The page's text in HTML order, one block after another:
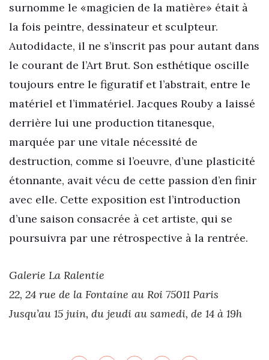
surnomme le «magicien de la matière» était à
la fois peintre, dessinateur et sculpteur.
Autodidacte, il ne s’inscrit pas pour autant dans
le courant de l’Art Brut. Son esthétique oscille
toujours entre le figuratif et l’abstrait, entre le
matériel et l’immatériel. Jacques Rouby a laissé
derrière lui une production titanesque,
marquée par une vitale nécessité de
destruction, comme si l’oeuvre, d’une plasticité
étonnante, avait vécu de cette passion d’en finir
avec elle. Cette exposition est l’introduction
d’une saison consacrée à cet artiste, qui se
poursuivra par une rétrospective à la rentrée.
Galerie La Ralentie
22, 24 rue de la Fontaine au Roi 75011 Paris
Jusqu’au 15 juin, du jeudi au samedi, de 14 à 19h